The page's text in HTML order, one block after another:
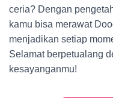
ceria? Dengan
kamu bisa merawat
menjadikan setiap
Selamat berpetualang
kesayanganmu!